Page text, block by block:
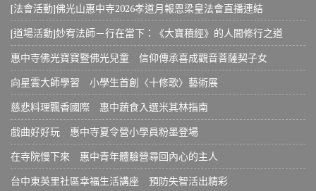
[法會活動]佛光山惠中寺2026孝道月報恩梁皇法會直播連結
[道場活動]妙宥法師－行在當下：《大寶積經》的人間修行之道
惠中寺佛光寶寶暨佛光兒童 信仰傳承喜成觀音菩薩契子女
向星雲大師學習 小學生首創〈十修歌〉藝術展
慈悲料理飄香國際 惠中蔬食入選米其林指南
戲曲好好玩 惠中寺夏令營小學員粉墨登場
在寺院慢下來 惠中青年體驗營尋回內心的主人
台中東英里社區幸福生活講座 預防失智活出精彩